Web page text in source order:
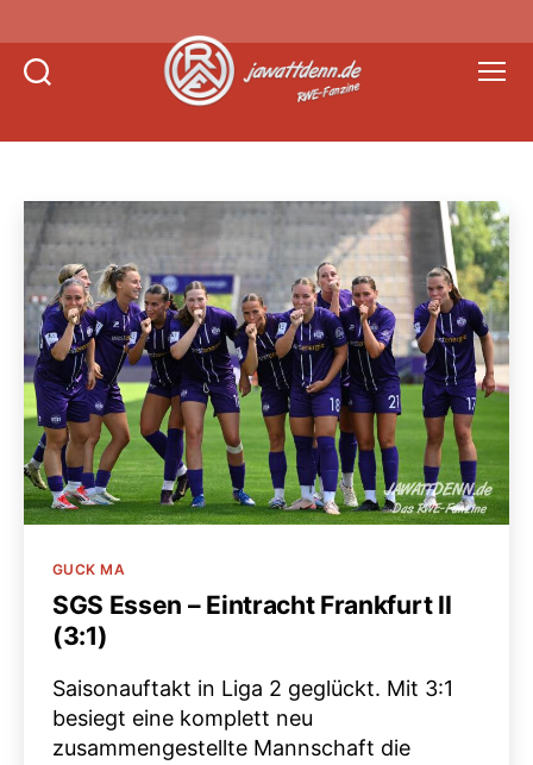
Kategorien
GUCK MA
SGS Essen – Eintracht Frankfurt II
(3:1)
Saisonauftakt in Liga 2 geglückt. Mit 3:1
besiegt eine komplett neu
zusammengestellte Mannschaft die